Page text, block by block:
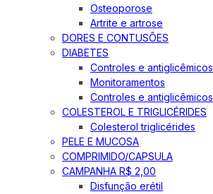
Osteoporose
Artrite e artrose
DORES E CONTUSÕES
DIABETES
Controles e antiglicêmicos
Monitoramentos
Controles e antiglicêmicos
COLESTEROL E TRIGLICÉRIDES
Colesterol triglicérides
PELE E MUCOSA
COMPRIMIDO/CAPSULA
CAMPANHA R$ 2,00
Disfunção erétil